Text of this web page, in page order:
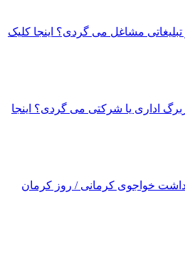
تبلیغاتی مشاغل می گردی؟ اینجا کلیک
اداری یا شرکتی می گردی؟ اینجا
خواجوی کرمانی / روز کرمان